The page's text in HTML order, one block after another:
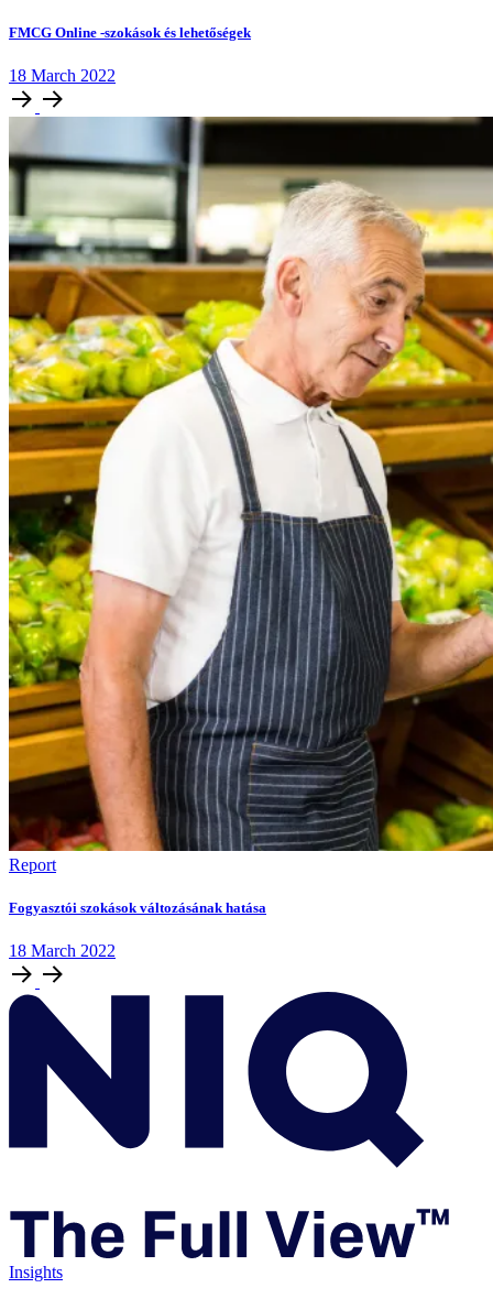
FMCG Online -szokások és lehetőségek
18 March 2022
Report
Fogyasztói szokások változásának hatása
18 March 2022
Insights